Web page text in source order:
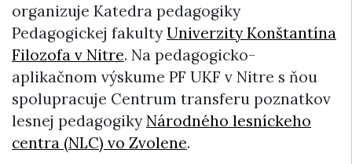
organizuje Katedra pedagogiky
Pedagogickej fakultyUniverzity Konštantína
Filozofa v Nitre. Na pedagogicko-
aplikačnom výskume PF UKF v Nitre s ňou
spolupracuje Centrum transferu poznatkov
lesnej pedagogikyNárodného lesníckeho
centra (NLC) vo Zvolene.